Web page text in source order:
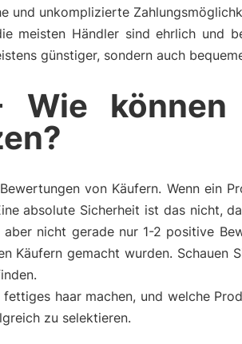
und unkomplizierte
meisten Händler sind ehrlich und
günstiger, sondern auch
Wie können
von Käufern. Wenn ein
absolute Sicherheit ist das nicht,
nicht gerade nur 1-2 positive
Käufern gemacht wurden. Schauen
haar machen, und welche
zu selektieren.